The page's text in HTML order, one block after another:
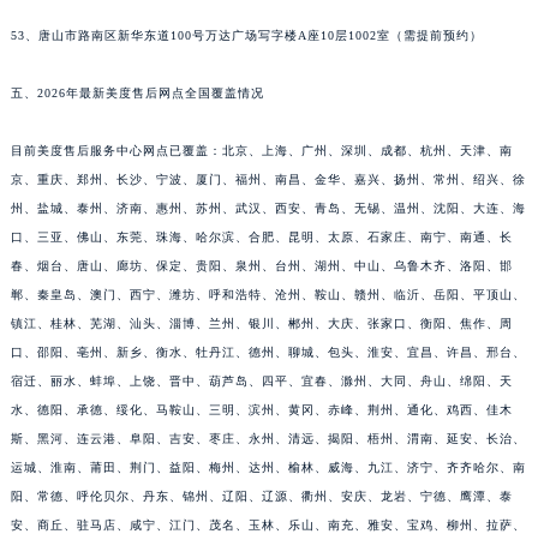
53、唐山市路南区新华东道100号万达广场写字楼A座10层1002室（需提前预约）
五、2026年最新美度售后网点全国覆盖情况
目前美度售后服务中心网点已覆盖：北京、上海、广州、深圳、成都、杭州、天津、南
京、重庆、郑州、长沙、宁波、厦门、福州、南昌、金华、嘉兴、扬州、常州、绍兴、徐
州、盐城、泰州、济南、惠州、苏州、武汉、西安、青岛、无锡、温州、沈阳、大连、海
口、三亚、佛山、东莞、珠海、哈尔滨、合肥、昆明、太原、石家庄、南宁、南通、长
春、烟台、唐山、廊坊、保定、贵阳、泉州、台州、湖州、中山、乌鲁木齐、洛阳、邯
郸、秦皇岛、澳门、西宁、潍坊、呼和浩特、沧州、鞍山、赣州、临沂、岳阳、平顶山、
镇江、桂林、芜湖、汕头、淄博、兰州、银川、郴州、大庆、张家口、衡阳、焦作、周
口、邵阳、亳州、新乡、衡水、牡丹江、德州、聊城、包头、淮安、宜昌、许昌、邢台、
宿迁、丽水、蚌埠、上饶、晋中、葫芦岛、四平、宜春、滁州、大同、舟山、绵阳、天
水、德阳、承德、绥化、马鞍山、三明、滨州、黄冈、赤峰、荆州、通化、鸡西、佳木
斯、黑河、连云港、阜阳、吉安、枣庄、永州、清远、揭阳、梧州、渭南、延安、长治、
运城、淮南、莆田、荆门、益阳、梅州、达州、榆林、威海、九江、济宁、齐齐哈尔、南
阳、常德、呼伦贝尔、丹东、锦州、辽阳、辽源、衢州、安庆、龙岩、宁德、鹰潭、泰
安、商丘、驻马店、咸宁、江门、茂名、玉林、乐山、南充、雅安、宝鸡、柳州、拉萨、